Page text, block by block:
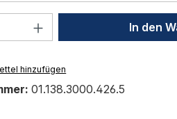
Anzahl: Gib denIn den
hinzufügen
01.138.3000.426.5